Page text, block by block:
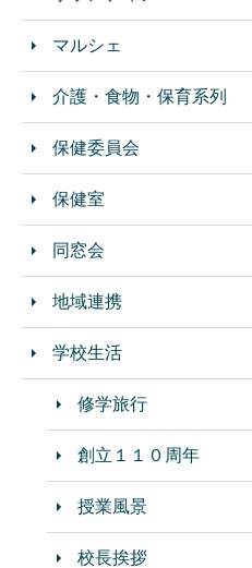
マルシェ
介護・食物・保育系列
保健委員会
保健室
同窓会
地域連携
学校生活
修学旅行
創立１１０周年
授業風景
校長挨拶